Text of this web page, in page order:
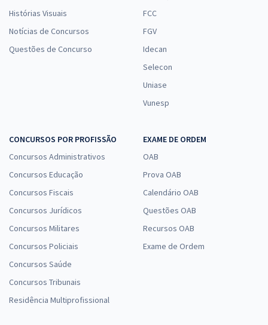
Histórias Visuais
Notícias de Concursos
Questões de Concurso
FCC
FGV
Idecan
Selecon
Uniase
Vunesp
CONCURSOS POR PROFISSÃO
Concursos Administrativos
Concursos Educação
Concursos Fiscais
Concursos Jurídicos
Concursos Militares
Concursos Policiais
Concursos Saúde
Concursos Tribunais
Residência Multiprofissional
EXAME DE ORDEM
OAB
Prova OAB
Calendário OAB
Questões OAB
Recursos OAB
Exame de Ordem